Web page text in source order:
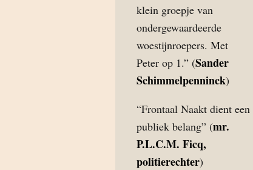
klein groepje van
ondergewaardeerde
woestijnroepers. Met
Peter op 1.” (Sander
Schimmelpenninck)
“Frontaal Naakt dient een
publiek belang” (mr.
P.L.C.M. Ficq,
politierechter)